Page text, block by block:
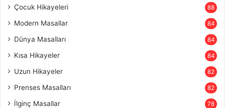
Çocuk Hikayeleri 88
Modern Masallar 84
Dünya Masalları 84
Kısa Hikayeler 84
Uzun Hikayeler 82
Prenses Masalları 82
İlginç Masallar 78